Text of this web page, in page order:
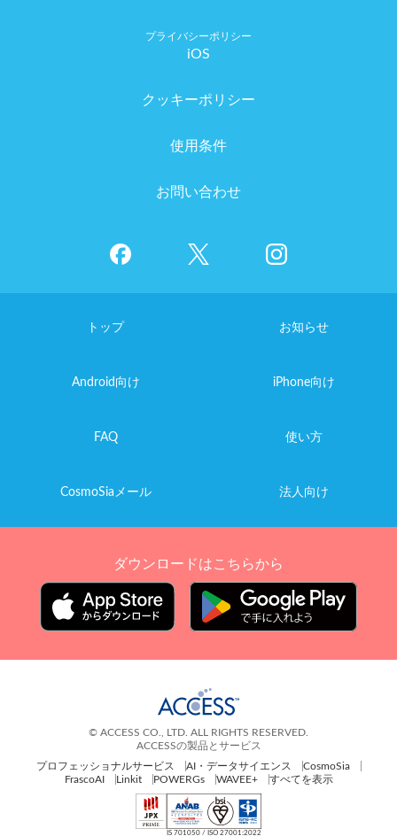
iOS
クッキーポリシー
使用条件
お問い合わせ
トップ お知らせ
Android向け iPhone向け
FAQ 使い方
CosmoSiaメール 法人向け
ダウンロードはこちらから
© ACCESS CO., LTD. ALL RIGHTS RESERVED.
ACCESSの製品とサービス
プロフェッショナルサービス
AI・データサイエンス
CosmoSia
FrascoAI
Linkit POWERGs WAVEE+ すべてを表示
IS 701050 / ISO 27001:2022